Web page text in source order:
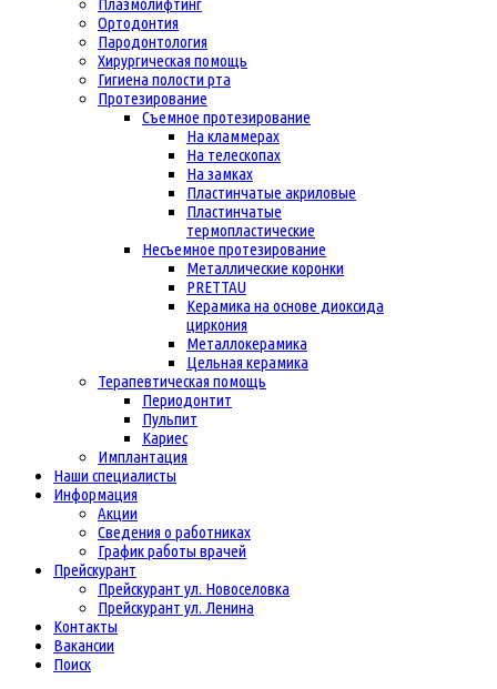
Плазмолифтинг
Ортодонтия
Пародонтология
Хирургическая помощь
Гигиена полости рта
Протезирование
Съемное протезирование
На кламмерах
На телескопах
На замках
Пластинчатые акриловые
Пластинчатые
термопластические
Несъемное протезирование
Металлические коронки
PRETTAU
Керамика на основе диоксида
циркония
Металлокерамика
Цельная керамика
Терапевтическая помощь
Периодонтит
Пульпит
Кариес
Имплантация
Наши специалисты
Информация
Акции
Сведения о работниках
График работы врачей
Прейскурант
Прейскурант ул. Новоселовка
Прейскурант ул. Ленина
Контакты
Вакансии
Поиск